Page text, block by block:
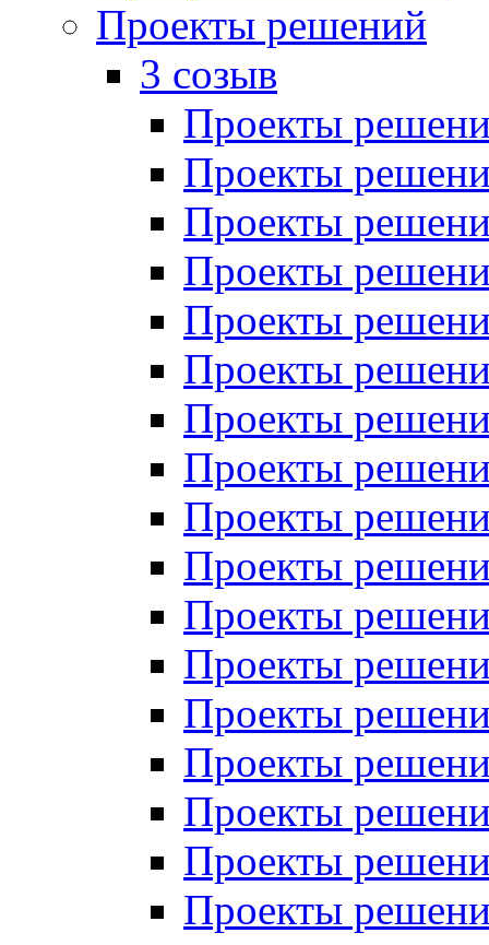
Проекты решений
3 созыв
Проекты
Проекты
Проекты
Проекты
Проекты
Проекты
Проекты
Проекты
Проекты
Проекты
Проекты
Проекты
Проекты
Проекты
Проекты
Проекты
Проекты